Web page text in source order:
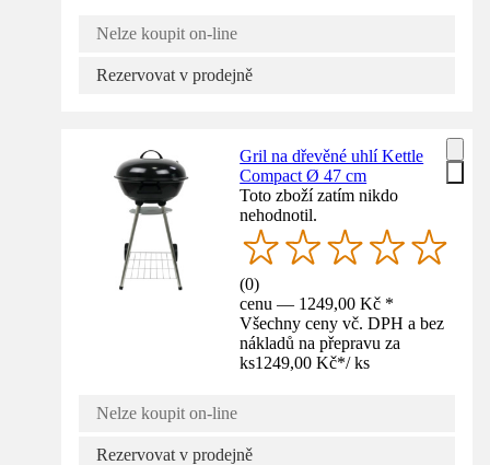
Nelze koupit on-line
Rezervovat v prodejně
Gril na dřevěné uhlí Kettle
Compact Ø 47 cm
Toto zboží zatím nikdo
nehodnotil.
(0)
cenu — 1249,00 Kč *
Všechny ceny vč. DPH a bez
nákladů na přepravu za
ks1249,00 Kč*/ ks
Nelze koupit on-line
Rezervovat v prodejně